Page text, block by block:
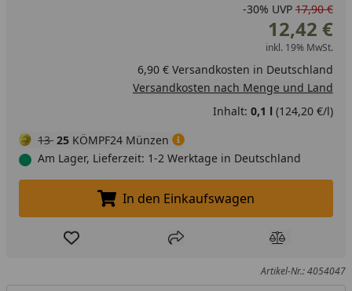
-30% UVP 17,90 €
12,42 €
inkl. 19% MwSt.
6,90 € Versandkosten in Deutschland
Versandkosten nach Menge und Land
Inhalt: 0,1 l (124,20 €/l)
13 25 KÖMPF24 Münzen
Am Lager, Lieferzeit: 1-2 Werktage in Deutschland
In den Einkaufswagen legen
In den Einkaufswagen
Produkt zur Wunschliste hinzufügen
Teilen Produkt
Artikel-Nr.: 4054047